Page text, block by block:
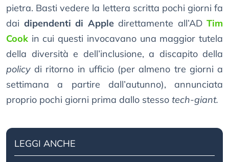
pietra. Basti vedere la lettera scritta pochi giorni fa
dai dipendenti di Apple direttamente all’AD Tim
Cook in cui questi invocavano una maggior tutela
della diversità e dell’inclusione, a discapito della
policy di ritorno in ufficio (per almeno tre giorni a
settimana a partire dall’autunno), annunciata
proprio pochi giorni prima dallo stesso tech-giant.
LEGGI ANCHE